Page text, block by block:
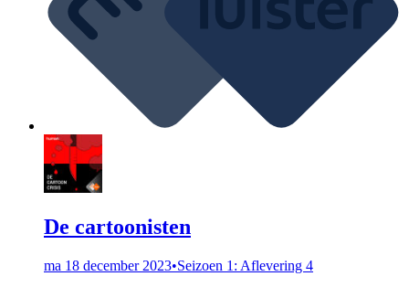
De cartoonisten
ma 18 december 2023•Seizoen 1: Aflevering 4